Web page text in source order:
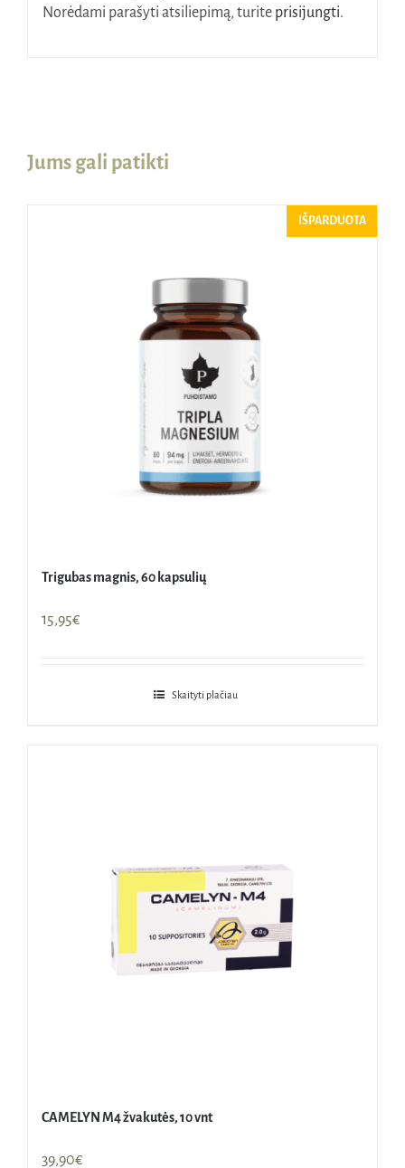
Norėdami parašyti atsiliepimą, turite prisijungti.
Jums gali patikti
IŠPARDUOTA
Trigubas magnis, 60 kapsulių
15,95€
Skaityti plačiau
CAMELYN M4 žvakutės, 10 vnt
39,90€